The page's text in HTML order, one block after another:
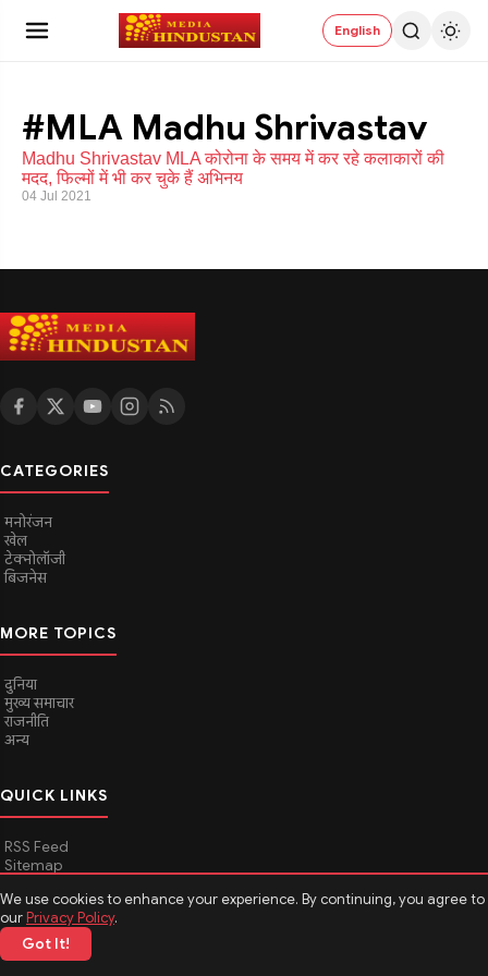
We use cookies to enhance your experience. By continuing, you agree to
ourPrivacy Policy.
Got It!
English
#MLA Madhu Shrivastav
Madhu Shrivastav MLA कोरोना के समय में कर रहे कलाकारों की
मदद, फिल्मों में भी कर चुके हैं अभिनय
04 Jul 2021
CATEGORIES
मनोरंजन
खेल
टेक्नोलॉजी
बिजनेस
MORE TOPICS
दुनिया
मुख्य समाचार
राजनीति
अन्य
QUICK LINKS
RSS Feed
Sitemap
© 2026 Media Hindustan